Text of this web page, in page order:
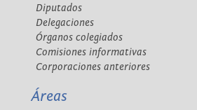
Diputados
Delegaciones
Órganos colegiados
Comisiones informativas
Corporaciones anteriores
Áreas